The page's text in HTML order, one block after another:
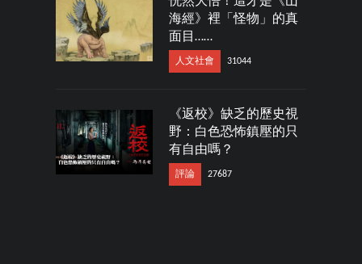
海經》裡「怪物」的真
面目……
人文社會 31044
《返校》缺乏的歷史視
野：白色恐怖鎮壓的只
有自由嗎？
評論 27687